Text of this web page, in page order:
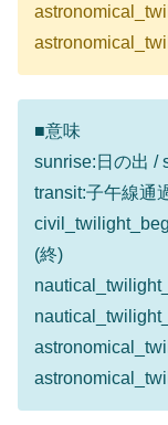
■意味
sunrise:日の出 /
transit:子午線通
(終)